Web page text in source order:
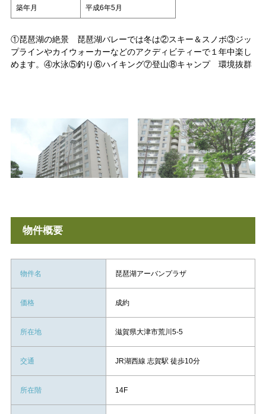
築年月 平成6年5月
①琵琶湖の絶景 琵琶湖バレーでは冬は②スキー＆スノボ③ジッ
プラインやカイウォーカーなどのアクディビティーで１年中楽し
めます。④水泳⑤釣り⑥ハイキング⑦登山⑧キャンプ 環境抜群
物件概要
物件名 琵琶湖アーバンプラザ
価格 成約
所在地 滋賀県大津市荒川5-5
交通 JR湖西線 志賀駅 徒歩10分
所在階 14F